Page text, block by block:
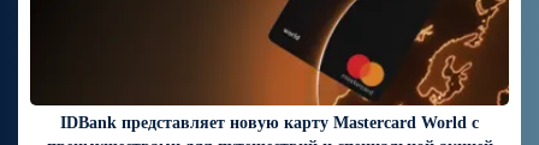
IDBank представляет новую карту Mastercard World с